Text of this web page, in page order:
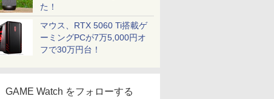
た！
マウス、RTX 5060 Ti搭載ゲ
ーミングPCが7万5,000円オ
フで30万円台！
GAME Watch をフォローする